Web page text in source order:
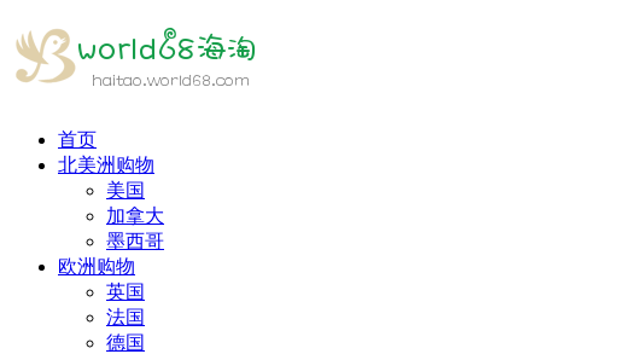
首页
北美洲购物
美国
加拿大
墨西哥
欧洲购物
英国
法国
德国